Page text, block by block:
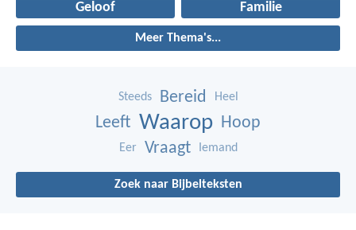
Geloof Familie
Meer Thema's...
Steeds Bereid Heel
Leeft Waarop Hoop
Eer Vraagt Iemand
Zoek naar Bijbelteksten